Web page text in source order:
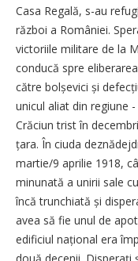
Casa Regală, s-au
război a României.
victoriile militare de la
conducă spre
către bolșevici și
unicul aliat din regiune
Crăciun trist în
țara. În ciuda
martie/9 aprilie 1918,
minunată a unirii sale
încă trunchiată și
avea să fie unul de
edificiul na­țional era